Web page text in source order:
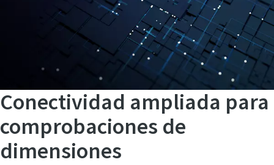
Conectividad ampliada para
comprobaciones de
dimensiones